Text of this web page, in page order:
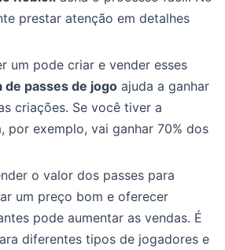
prestar atenção em detalhes
um pode criar e vender esses
de passes de jogo ajuda a ganhar
criações. Se você tiver a
por exemplo, vai ganhar 70% dos
o valor dos passes para
um preço bom e oferecer
pode aumentar as vendas. É
diferentes tipos de jogadores e